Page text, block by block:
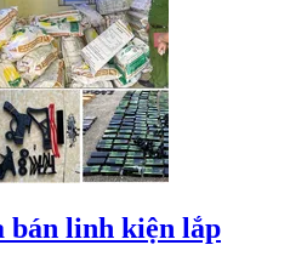
bán linh kiện lắp